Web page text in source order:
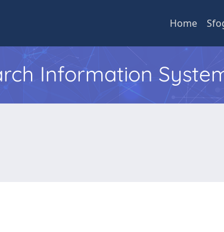
Home
Information